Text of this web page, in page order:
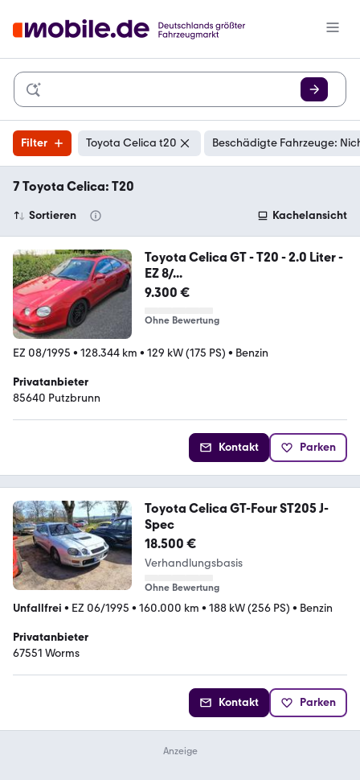
Filter Toyota Celica t20 Beschädigte Fahrzeuge:
7 Toyota Celica: T20
Sortieren Kachelansicht
Toyota Celica GT - T20 - 2.0 Liter -
EZ 8/...
9.300 €
Ohne Bewertung
EZ 08/1995 • 128.344 km • 129 kW (175 PS) • Benzin
Privatanbieter
85640 Putzbrunn
Kontakt Parken
Toyota Celica GT-Four ST205 J-
Spec
18.500 €
Verhandlungsbasis
Ohne Bewertung
Unfallfrei • EZ 06/1995 • 160.000 km • 188 kW (256 PS) • Benzin
Privatanbieter
67551 Worms
Kontakt Parken